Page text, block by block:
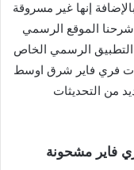
إنها غير مسروقة
, و لقد سبق و شرحنا الموقع الرسمي
الرسمي الخاص
فري فاير شرق اوسط
من التحديثات
فاير مشحونة